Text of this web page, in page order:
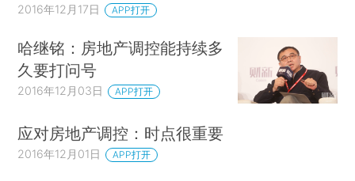
2016年12月17日 APP打开
哈继铭：房地产调控能持续多
久要打问号
2016年12月03日 APP打开
应对房地产调控：时点很重要
2016年12月01日 APP打开